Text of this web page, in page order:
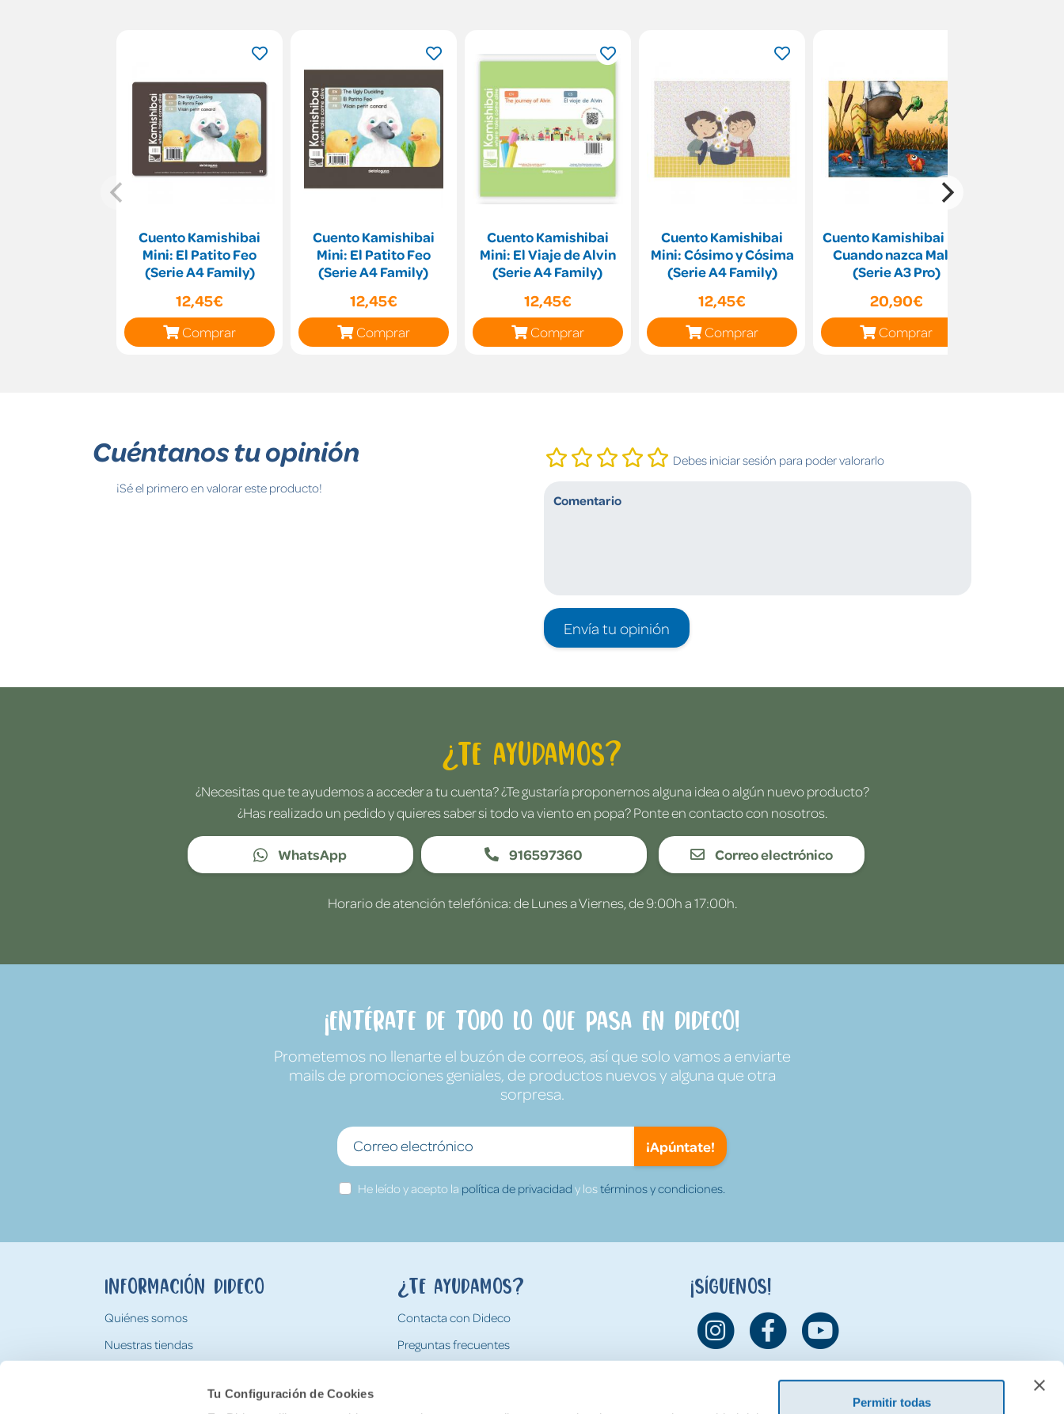
Tu Configuración de Cookies
Permitir todas
Cuento Kamishibai
Mini: El Patito Feo
(Serie A4 Family)
12,45€
Comprar
Cuento Kamishibai
Mini: El Patito Feo
(Serie A4 Family)
12,45€
Comprar
Cuento Kamishibai
Mini: El Viaje de Alvin
(Serie A4 Family)
12,45€
Comprar
Cuento Kamishibai
Mini: Cósimo y Cósima
(Serie A4 Family)
12,45€
Comprar
Cuento Kamishibai Big:
Cuando nazca Malik
(Serie A3 Pro)
20,90€
Comprar
Cuéntanos tu opinión
¡Sé el primero en valorar este producto!
Debes iniciar sesión para poder valorarlo
Envía tu opinión
¿Te ayudamos?
¿Necesitas que te ayudemos a acceder a tu cuenta? ¿Te gustaría proponernos alguna idea o algún nuevo producto?
¿Has realizado un pedido y quieres saber si todo va viento en popa? Ponte en contacto con nosotros.
WhatsApp 916597360 Correo electrónico
Horario de atención telefónica: de Lunes a Viernes, de 9:00h a 17:00h.
¡Entérate de todo lo que pasa en Dideco!
Prometemos no llenarte el buzón de correos, así que solo vamos a enviarte
mails de promociones geniales, de productos nuevos y alguna que otra
sorpresa.
¡Apúntate!
He leído y acepto la política de privacidad y lostérminos y condiciones.
Información Dideco
Quiénes somos
Nuestras tiendas
Tarjeta Regalo Dideco
¿Te ayudamos?
Contacta con Dideco
Preguntas frecuentes
¡Síguenos!